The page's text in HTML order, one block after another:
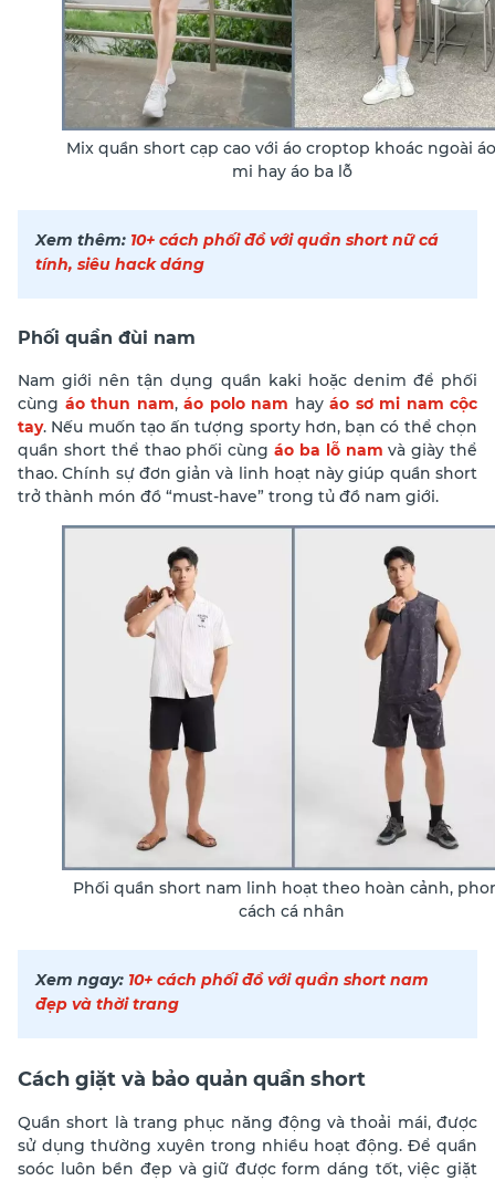
Mix quần short cạp cao với áo croptop khoác ngoài
mi hay áo ba lỗ
Xem thêm: 10+ cách phối đồ với quần short nữ cá
tính, siêu hack dáng
Phối quần đùi nam
Nam giới nên tận dụng quần kaki hoặc denim để phối
cùng áo thun nam, áo polo nam hay áo sơ mi nam cộc
tay. Nếu muốn tạo ấn tượng sporty hơn, bạn có thể chọn
quần short thể thao phối cùng áo ba lỗ nam và giày thể
thao. Chính sự đơn giản và linh hoạt này giúp quần short
trở thành món đồ “must-have” trong tủ đồ nam giới.
Phối quần short nam linh hoạt theo hoàn cảnh,
cách cá nhân
Xem ngay: 10+ cách phối đồ với quần short nam
đẹp và thời trang
Cách giặt và bảo quản quần short
Quần short là trang phục năng động và thoải mái, được
sử dụng thường xuyên trong nhiều hoạt động. Để quần
soóc luôn bền đẹp và giữ được form dáng tốt, việc giặt